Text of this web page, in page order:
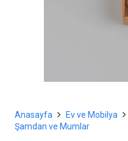
Anasayfa Ev ve Mobilya
Şamdan ve Mumlar